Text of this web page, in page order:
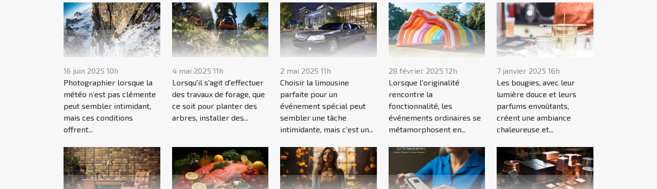
16 juin 2025 10h
Photographier lorsque la
météo n’est pas clémente
peut sembler intimidant,
mais ces conditions
offrent...
4 mai 2025 11h
Lorsqu'il s'agit d'effectuer
des travaux de forage, que
ce soit pour planter des
arbres, installer des...
2 mai 2025 11h
Choisir la limousine
parfaite pour un
événement spécial peut
sembler une tâche
intimidante, mais c'est un...
28 février 2025 12h
Lorsque l'originalité
rencontre la
fonctionnalité, les
événements ordinaires se
métamorphosent en...
7 janvier 2025 16h
Les bougies, avec leur
lumière douce et leurs
parfums envoûtants,
créent une ambiance
chaleureuse et...